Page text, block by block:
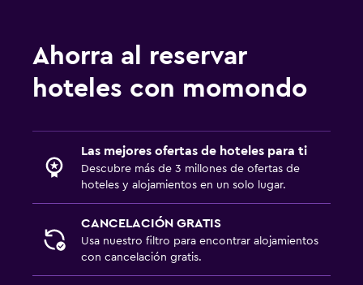
Ahorra al reservar
hoteles con momondo
Las mejores ofertas de hoteles para ti
Descubre más de 3 millones de ofertas de
hoteles y alojamientos en un solo lugar.
CANCELACIÓN GRATIS
Usa nuestro filtro para encontrar alojamientos
con cancelación gratis.